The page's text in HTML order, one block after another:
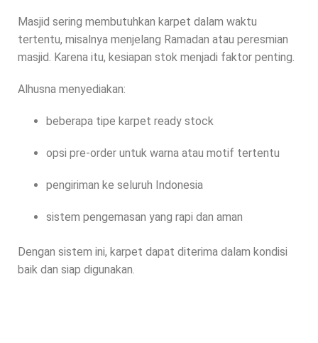
Masjid sering membutuhkan karpet dalam waktu
tertentu, misalnya menjelang Ramadan atau peresmian
masjid. Karena itu, kesiapan stok menjadi faktor penting.
Alhusna menyediakan:
beberapa tipe karpet ready stock
opsi pre-order untuk warna atau motif tertentu
pengiriman ke seluruh Indonesia
sistem pengemasan yang rapi dan aman
Dengan sistem ini, karpet dapat diterima dalam kondisi
baik dan siap digunakan.